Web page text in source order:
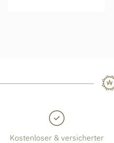
Kostenloser & versicherter